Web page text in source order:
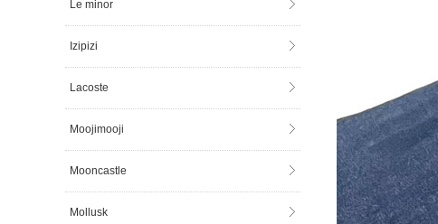
Le minor
Izipizi
Lacoste
Moojimooji
Mooncastle
Mollusk